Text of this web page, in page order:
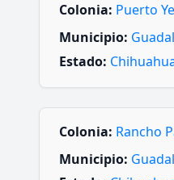
Colonia: Puerto
Municipio:
Estado:
Colonia: Rancho
Municipio: